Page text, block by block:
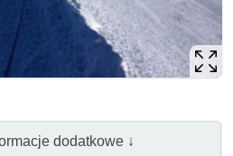
dodatkowe ↓